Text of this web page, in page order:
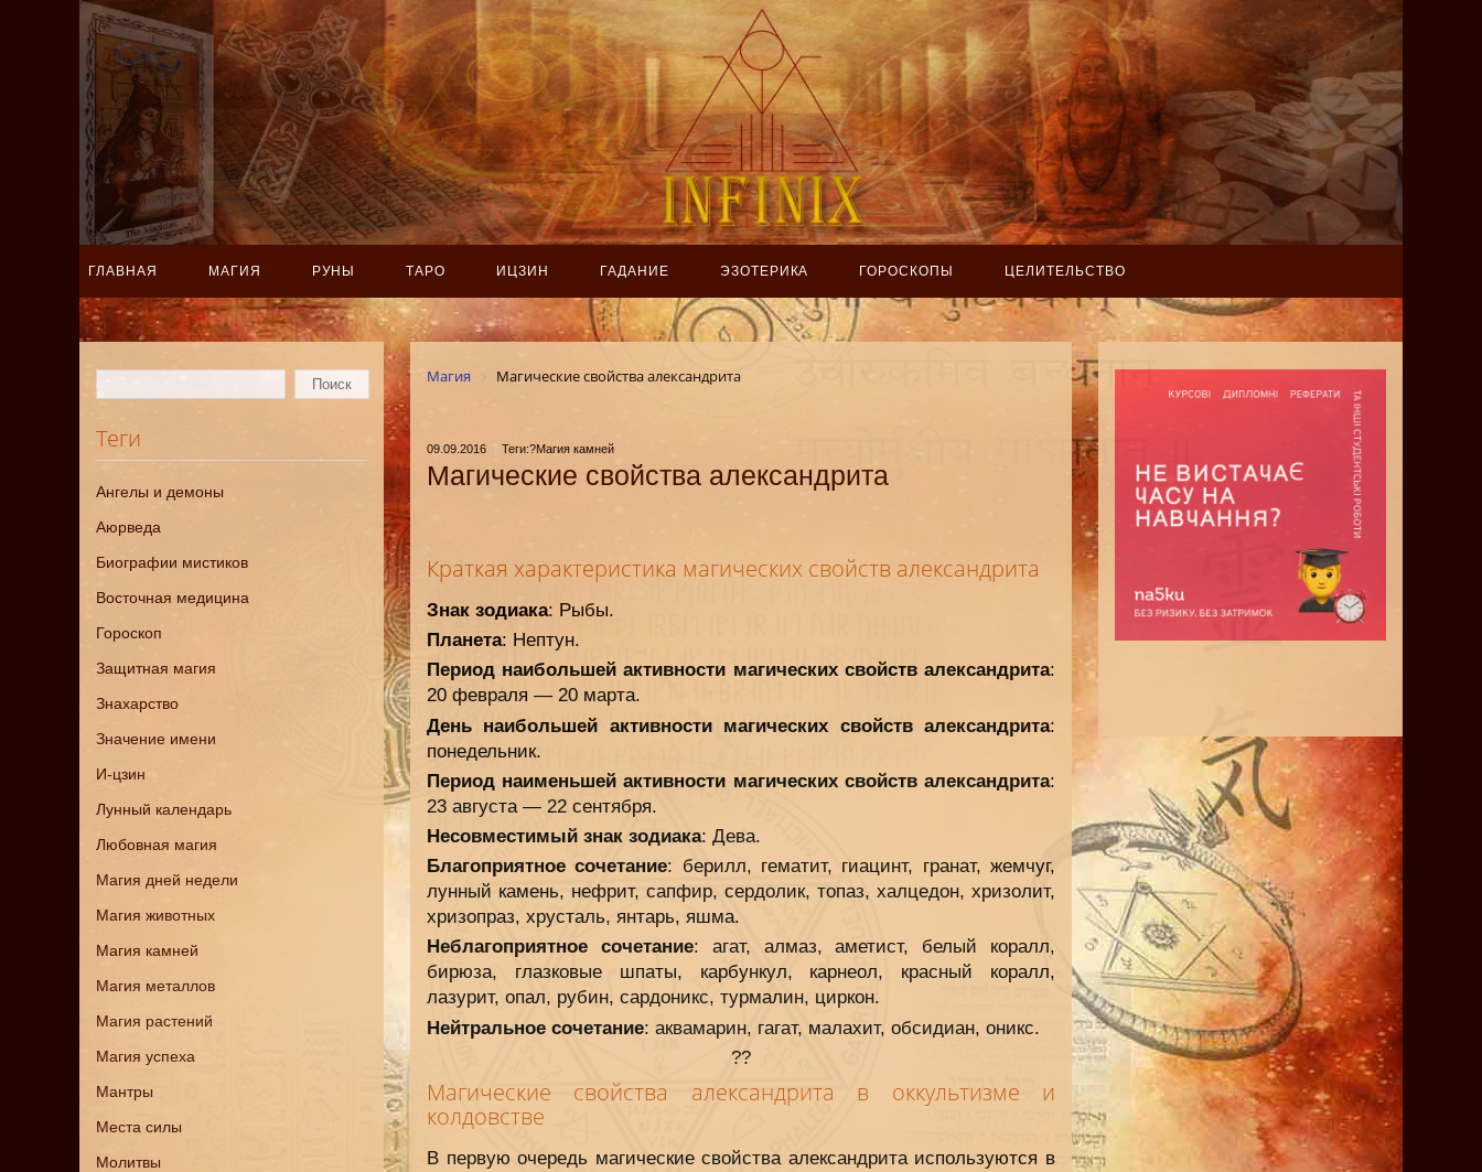
ГЛАВНАЯ МАГИЯ РУНЫ ТАРО ИЦЗИН ГАДАНИЕ ЭЗОТЕРИКА ГОРОСКОПЫ ЦЕЛИТЕЛЬСТВО
Теги
Ангелы и демоны
Аюрведа
Биографии мистиков
Восточная медицина
Гороскоп
Защитная магия
Знахарство
Значение имени
И-цзин
Лунный календарь
Любовная магия
Магия дней недели
Магия животных
Магия камней
Магия металлов
Магия растений
Магия успеха
Мантры
Места силы
Молитвы
Магия Магические свойства александрита
09.09.2016 Теги:?Магия камней
Магические свойства александрита
Краткая характеристика магических свойств александрита
Знак зодиака: Рыбы.
Планета: Нептун.
Период наибольшей активности магических свойств александрита:
20 февраля — 20 марта.
День наибольшей активности магических свойств александрита:
понедельник.
Период наименьшей активности магических свойств александрита:
23 августа — 22 сентября.
Несовместимый знак зодиака: Дева.
Благоприятное сочетание: берилл, гематит, гиацинт, гранат, жемчуг,
лунный камень, нефрит, сапфир, сердолик, топаз, халцедон, хризолит,
хризопраз, хрусталь, янтарь, яшма.
Неблагоприятное сочетание: агат, алмаз, аметист, белый коралл,
бирюза, глазковые шпаты, карбункул, карнеол, красный коралл,
лазурит, опал, рубин, сардоникс, турмалин, циркон.
Нейтральное сочетание: аквамарин, гагат, малахит, обсидиан, оникс.
??
Магические свойства александрита в оккультизме и
колдовстве
В первую очередь магические свойства александрита используются в